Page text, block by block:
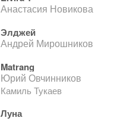
Анастасия Новикова
Элджей
Андрей Мирошников
Matrang
Юрий Овчинников
Камиль Тукаев
Луна